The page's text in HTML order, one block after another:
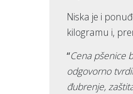
Niska je i
kilogramu i,
“Cena pšenice
odgovorno
đubrenje,